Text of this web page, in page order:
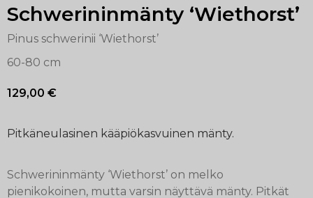
Schwerininmänty ‘Wiethorst’
Pinus schwerinii ‘Wiethorst’
60-80 cm
129,00 €
Pitkäneulasinen kääpiökasvuinen mänty.
Schwerininmänty ‘Wiethorst’ on melko
pienikokoinen, mutta varsin näyttävä mänty. Pitkät